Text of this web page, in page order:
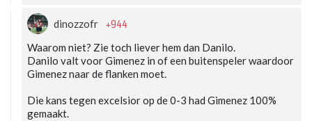
dinozzofr +944
Waarom niet? Zie toch liever hem dan Danilo.
Danilo valt voor Gimenez in of een buitenspeler waardoor
Gimenez naar de flanken moet.
Die kans tegen excelsior op de 0-3 had Gimenez 100%
gemaakt.